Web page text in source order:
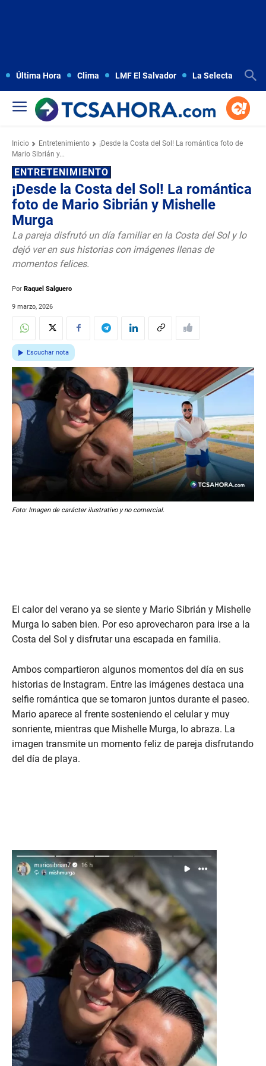
Última Hora Clima LMF El Salvador La Selecta
Inicio Entretenimiento
¡Desde la Costa del Sol! La romántica foto de
Mario Sibrián y...
ENTRETENIMIENTO
¡Desde la Costa del Sol! La romántica
foto de Mario Sibrián y Mishelle
Murga
La pareja disfrutó un día familiar en la Costa del Sol y lo
dejó ver en sus historias con imágenes llenas de
momentos felices.
Por Raquel Salguero
9 marzo, 2026
Escuchar nota
Foto: Imagen de carácter ilustrativo y no comercial.
El calor del verano ya se siente y Mario Sibrián y Mishelle
Murga lo saben bien. Por eso aprovecharon para irse a la
Costa del Sol y disfrutar una escapada en familia.
Ambos compartieron algunos momentos del día en sus
historias de Instagram. Entre las imágenes destaca una
selfie romántica que se tomaron juntos durante el paseo.
Mario aparece al frente sosteniendo el celular y muy
sonriente, mientras que Mishelle Murga, lo abraza. La
imagen transmite un momento feliz de pareja disfrutando
del día de playa.